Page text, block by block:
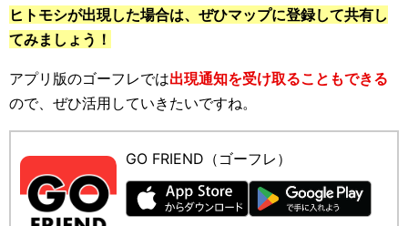
ヒトモシが出現した場合は、ぜひマップに登録して共有し
てみましょう！
アプリ版のゴーフレでは出現通知を受け取ることもできる
ので、ぜひ活用していきたいですね。
GO FRIEND（ゴーフレ）